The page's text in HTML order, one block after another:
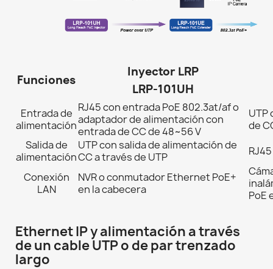
Funciones
Inyector LRP
LRP-101UH
Entrada de
alimentación
RJ45 con entrada PoE 802.3at/af o
adaptador de alimentación con
entrada de CC de 48~56 V
UTP
de
Salida de
alimentación
UTP con salida de alimentación de
CC a través de UTP
Conexión
LAN
NVR o conmutador Ethernet PoE+
en la cabecera
PoE
Ethernet IP y alimentación a través
de un cable UTP o de par trenzado
largo